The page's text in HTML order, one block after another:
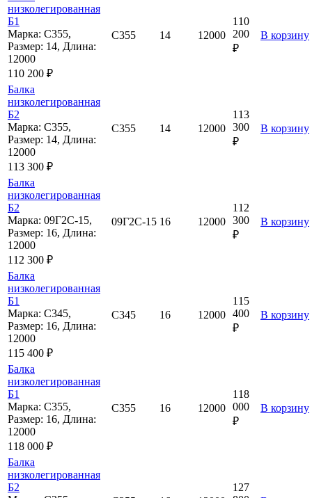
низколегированная
Б1
Марка: С355,
Размер: 14, Длина:
12000
110 200 ₽
С355 14 12000
110
200
₽
В корзину
Балка
низколегированная
Б2
Марка: С355,
Размер: 14, Длина:
12000
113 300 ₽
С355 14 12000
113
300
₽
В корзину
Балка
низколегированная
Б2
Марка: 09Г2С-15,
Размер: 16, Длина:
12000
112 300 ₽
09Г2С-15 16 12000
112
300
₽
В корзину
Балка
низколегированная
Б1
Марка: С345,
Размер: 16, Длина:
12000
115 400 ₽
С345 16 12000
115
400
₽
В корзину
Балка
низколегированная
Б1
Марка: С355,
Размер: 16, Длина:
12000
118 000 ₽
С355 16 12000
118
000
₽
В корзину
Балка
низколегированная
Б2
127